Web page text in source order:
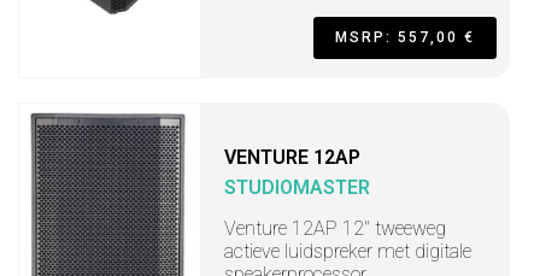
MSRP: 557,00 €
VENTURE 12AP
STUDIOMASTER
Venture 12AP 12" tweeweg
actieve luidspreker met digitale